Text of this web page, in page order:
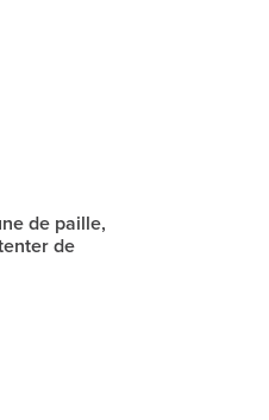
de paille,
de